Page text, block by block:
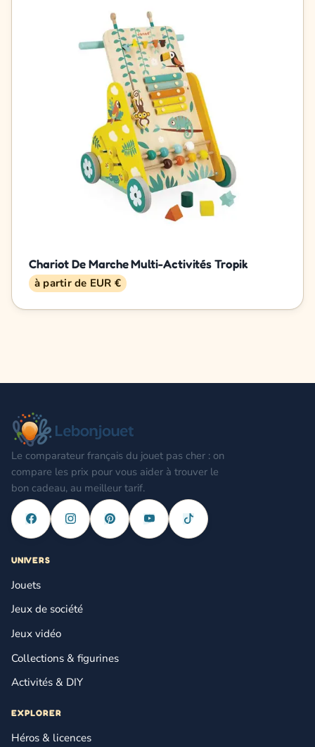
Chariot De Marche Multi-Activités Tropik
à partir de EUR €
Le comparateur français du jouet pas cher : on
compare les prix pour vous aider à trouver le
bon cadeau, au meilleur tarif.
UNIVERS
Jouets
Jeux de société
Jeux vidéo
Collections & figurines
Activités & DIY
EXPLORER
Héros & licences